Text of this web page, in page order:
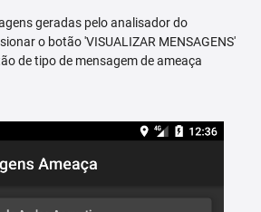
geradas pelo analisador do
o botão 'VISUALIZAR MENSAGENS'
de tipo de mensagem de ameaça